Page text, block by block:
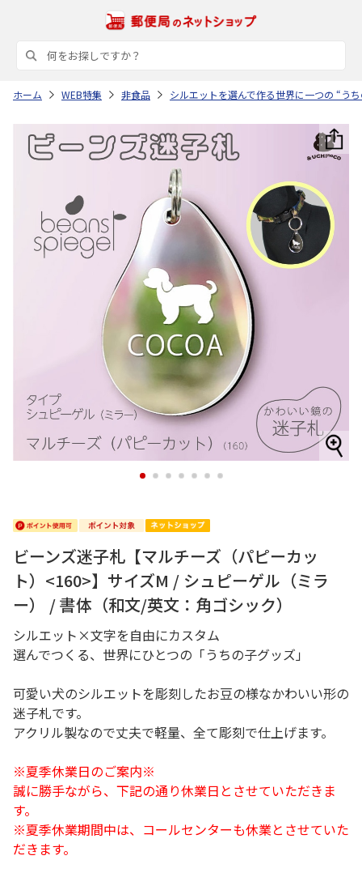
ホーム WEB特集 非食品 シルエットを選んで作る世界に一つの “う
1 2 3 4 5 6 7
ビーンズ迷子札【マルチーズ（パピーカッ
ト）<160>】サイズM / シュピーゲル（ミラ
ー） / 書体（和文/英文：角ゴシック）
シルエット×文字を自由にカスタム
選んでつくる、世界にひとつの「うちの子グッズ」
可愛い犬のシルエットを彫刻したお豆の様なかわいい形の
迷子札です。
アクリル製なので丈夫で軽量、全て彫刻で仕上げます。
※夏季休業日のご案内※
誠に勝手ながら、下記の通り休業日とさせていただきま
す。
※夏季休業期間中は、コールセンターも休業とさせていた
だきます。